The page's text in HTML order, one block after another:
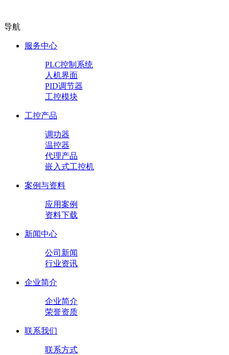
导航
服务中心
PLC控制系统
人机界面
PID调节器
工控模块
工控产品
调功器
温控器
代理产品
嵌入式工控机
案例与资料
应用案例
资料下载
新闻中心
公司新闻
行业资讯
企业简介
企业简介
荣誉资质
联系我们
联系方式